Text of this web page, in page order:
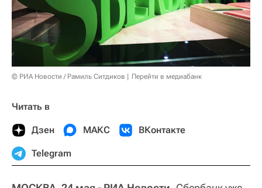
© РИА Новости / Рамиль Ситдиков Перейти в медиабанк
Читать в
Дзен МАКС ВКонтакте
Telegram